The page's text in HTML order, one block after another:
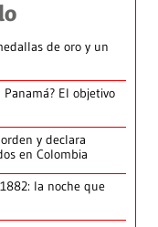
de oro y un
El objetivo
y declara
en Colombia
la noche que